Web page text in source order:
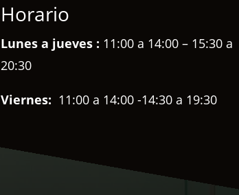
Horario
Lunes a jueves : 11:00 a 14:00 – 15:30 a
20:30
Viernes: 11:00 a 14:00 -14:30 a 19:30